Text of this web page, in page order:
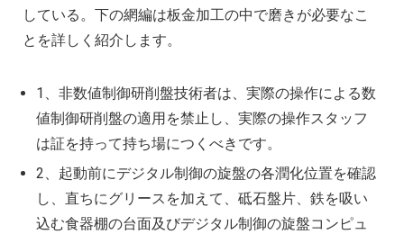
している。下の網編は板金加工の中で磨きが必要なこ
とを詳しく紹介します。
1、非数値制御研削盤技術者は、実際の操作による数
値制御研削盤の適用を禁止し、実際の操作スタッフ
は証を持って持ち場につくべきです。
2、起動前にデジタル制御の旋盤の各潤化位置を確認
し、直ちにグリースを加えて、砥石盤片、鉄を吸い
込む食器棚の台面及びデジタル制御の旋盤コンピュ